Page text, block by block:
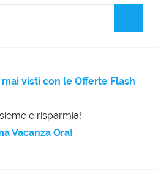
visti con le Offerte Flash
e risparmia!
Vacanza Ora!